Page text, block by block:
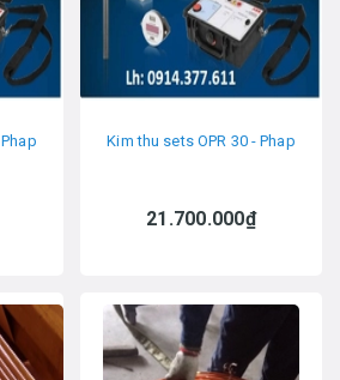
Kim thu sets OPR 30 - Phap
21.700.000₫